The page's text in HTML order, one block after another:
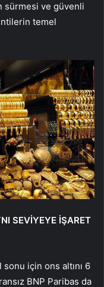
sürmesi ve güvenli
temel
SEVİYEYE İŞARET
için ons altını 6
BNP Paribas da